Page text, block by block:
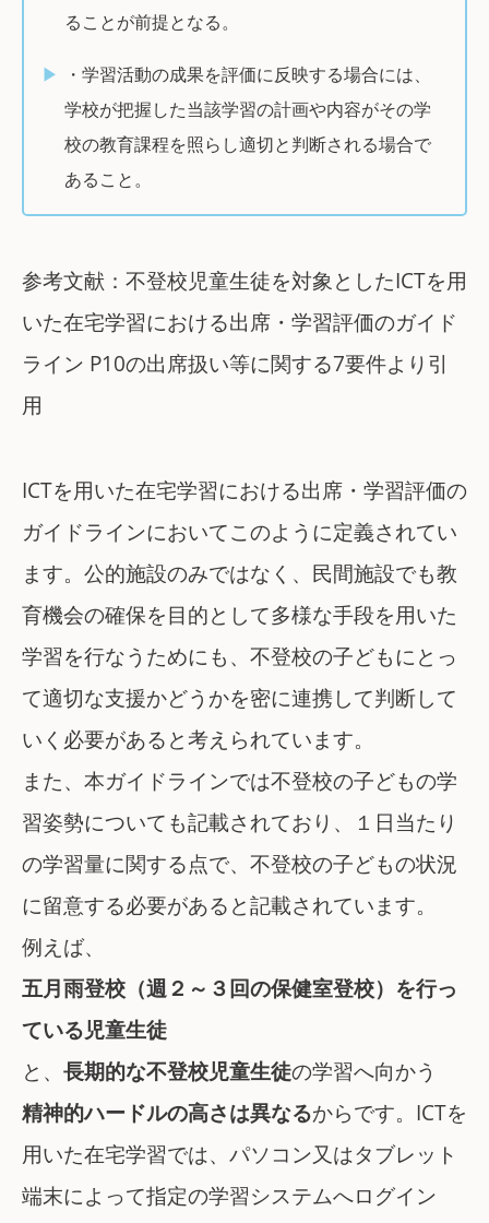
ることが前提となる。
・学習活動の成果を評価に反映する場合には、
学校が把握した当該学習の計画や内容がその学
校の教育課程を照らし適切と判断される場合で
あること。
参考文献：不登校児童生徒を対象としたICTを用
いた在宅学習における出席・学習評価のガイド
ライン P10の出席扱い等に関する7要件より引
用
ICTを用いた在宅学習における出席・学習評価の
ガイドラインにおいてこのように定義されてい
ます。公的施設のみではなく、民間施設でも教
育機会の確保を目的として多様な手段を用いた
学習を行なうためにも、不登校の子どもにとっ
て適切な支援かどうかを密に連携して判断して
いく必要があると考えられています。
また、本ガイドラインでは不登校の子どもの学
習姿勢についても記載されており、１日当たり
の学習量に関する点で、不登校の子どもの状況
に留意する必要があると記載されています。
例えば、
五月雨登校（週２～３回の保健室登校）を行っ
ている児童生徒
と、 長期的な不登校児童生徒の学習へ向かう
精神的ハードルの高さは異なるからです。ICTを
用いた在宅学習では、パソコン又はタブレット
端末によって指定の学習システムへログイン